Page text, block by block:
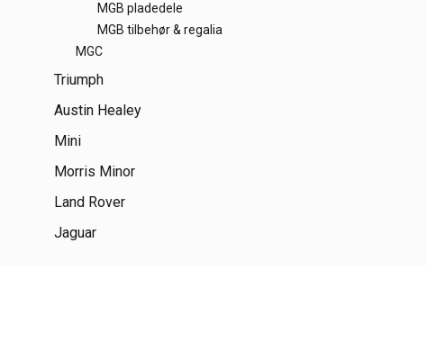
MGB pladedele
MGB tilbehør & regalia
MGC
Triumph
Austin Healey
Mini
Morris Minor
Land Rover
Jaguar